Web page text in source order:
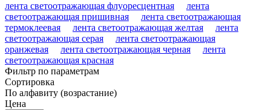
лента светоотражающая флуоресцентная
лента
светоотражающая пришивная
лента светоотражающая
термоклеевая
лента светоотражающая желтая
лента
светоотражающая серая
лента светоотражающая
оранжевая
лента светоотражающая черная
лента
светоотражающая красная
Фильтр по параметрам
Сортировка
По алфавиту (возрастание)
Цена